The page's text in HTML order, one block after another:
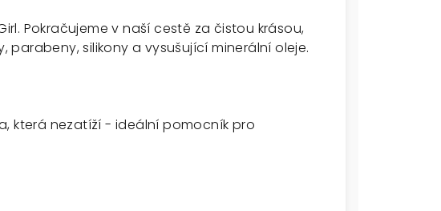
Pokračujeme v naší cestě za čistou krásou,
parabeny, silikony a vysušující minerální oleje.
která nezatíží - ideální pomocník pro